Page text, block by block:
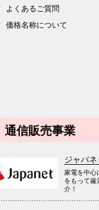
よくあるご質問
価格名称について
通信販売事業
ジャパ
家電を中心
をもって
介！